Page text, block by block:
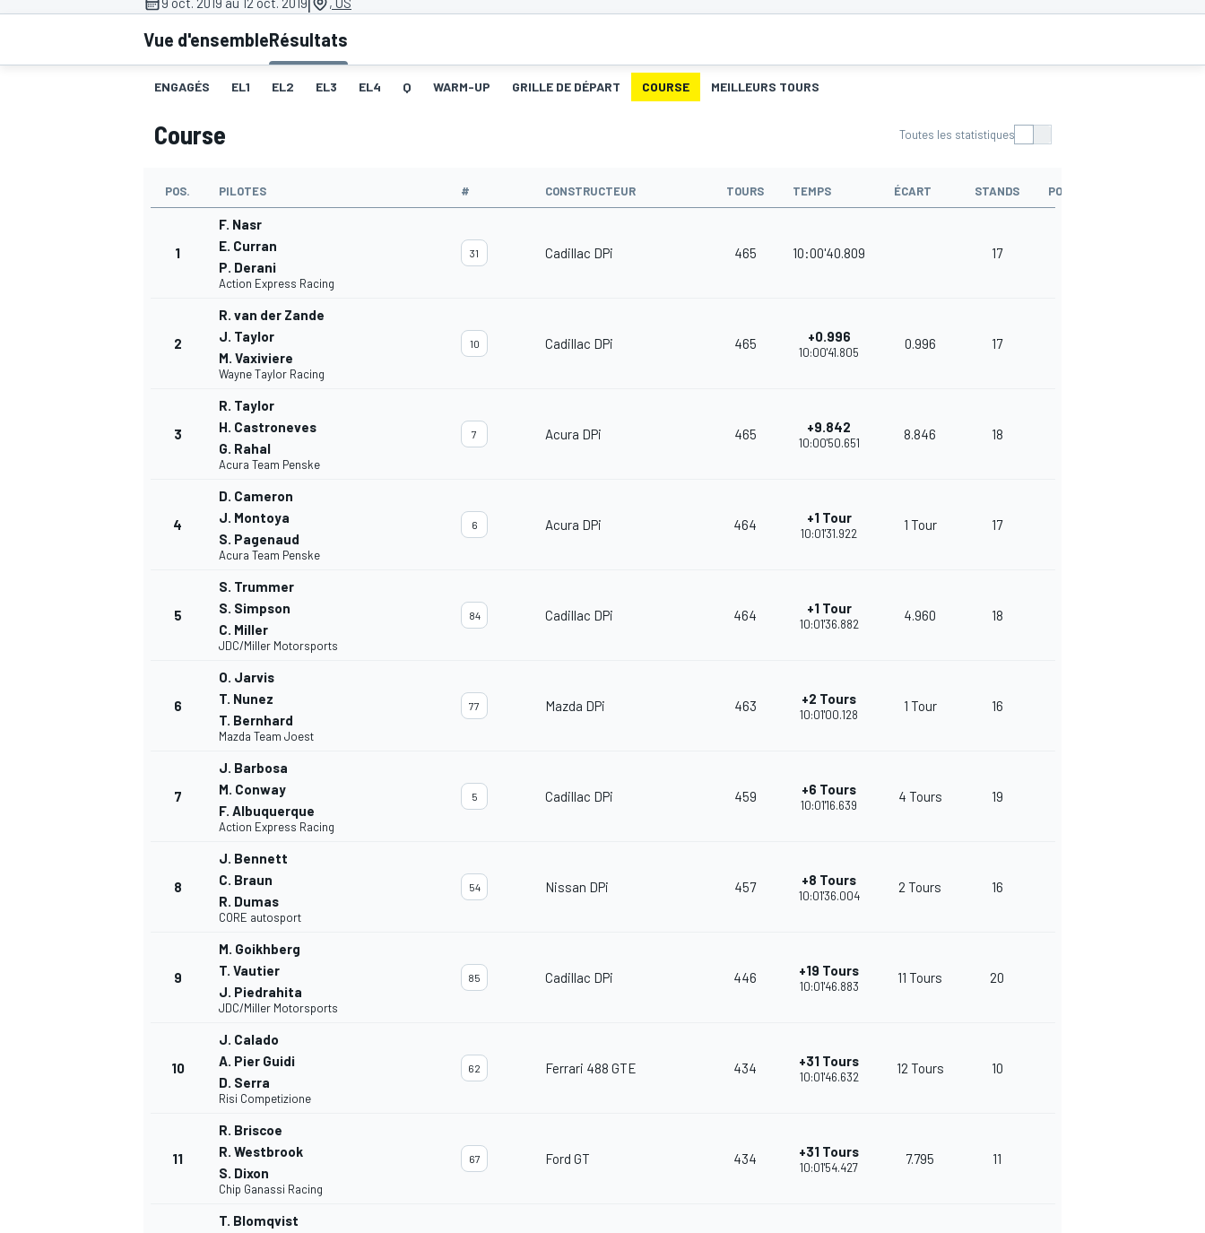
MOTOGP
Vue d'ensembleRésultats
ENGAGÉS EL1 EL2 EL3 EL4 Q WARM-UP GRILLE DE DÉPART COURSE MEILLEURS TOURS
Course Toutes les statistiques
POS. PILOTES # CONSTRUCTEUR TOURS TEMPS ÉCART STANDS POINTS
1
F. Nasr
E. Curran
P. Derani
Action Express Racing
31 Cadillac DPi 465 10:00'40.809 17
2
R. van der Zande
J. Taylor
M. Vaxiviere
Wayne Taylor Racing
10 Cadillac DPi 465 +0.996
10:00'41.805
0.996 17
3
R. Taylor
H. Castroneves
G. Rahal
Acura Team Penske
7 Acura DPi 465 +9.842
10:00'50.651
8.846 18
4
D. Cameron
J. Montoya
S. Pagenaud
Acura Team Penske
6 Acura DPi 464 +1 Tour
10:01'31.922
1 Tour 17
5
S. Trummer
S. Simpson
C. Miller
JDC/Miller Motorsports
84 Cadillac DPi 464 +1 Tour
10:01'36.882
4.960 18
6
O. Jarvis
T. Nunez
T. Bernhard
Mazda Team Joest
77 Mazda DPi 463 +2 Tours
10:01'00.128
1 Tour 16
7
J. Barbosa
M. Conway
F. Albuquerque
Action Express Racing
5 Cadillac DPi 459 +6 Tours
10:01'16.639
4 Tours 19
8
J. Bennett
C. Braun
R. Dumas
CORE autosport
54 Nissan DPi 457 +8 Tours
10:01'36.004
2 Tours 16
9
M. Goikhberg
T. Vautier
J. Piedrahita
JDC/Miller Motorsports
85 Cadillac DPi 446 +19 Tours
10:01'46.883
11 Tours 20
10
J. Calado
A. Pier Guidi
D. Serra
Risi Competizione
62 Ferrari 488 GTE 434 +31 Tours
10:01'46.632
12 Tours 10
11
R. Briscoe
R. Westbrook
S. Dixon
Chip Ganassi Racing
67 Ford GT 434 +31 Tours
10:01'54.427
7.795 11
T. Blomqvist